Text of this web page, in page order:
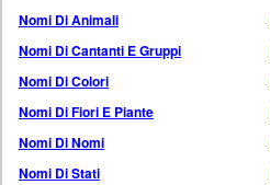
Nomi Di Animali
Nomi Di Cantanti E Gruppi
Nomi Di Colori
Nomi Di Fiori E Piante
Nomi Di Nomi
Nomi Di Stati